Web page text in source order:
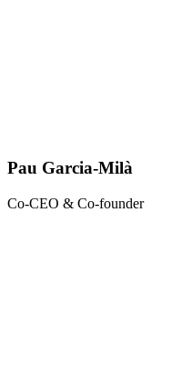
Pau Garcia-Milà
Co-CEO & Co-founder